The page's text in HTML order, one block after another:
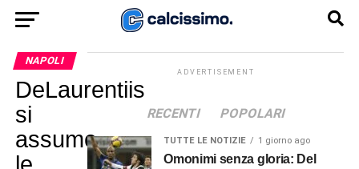
NAPOLI
DeLaurentiis
si
assume
ADVERTISEMENT
RECENTI POPOLARI
TUTTE LE NOTIZIE 1 giorno ago
Omonimi senza gloria: Del